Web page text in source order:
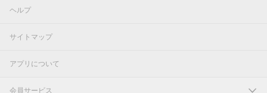
ヘルプ
サイトマップ
アプリについて
会員サービス